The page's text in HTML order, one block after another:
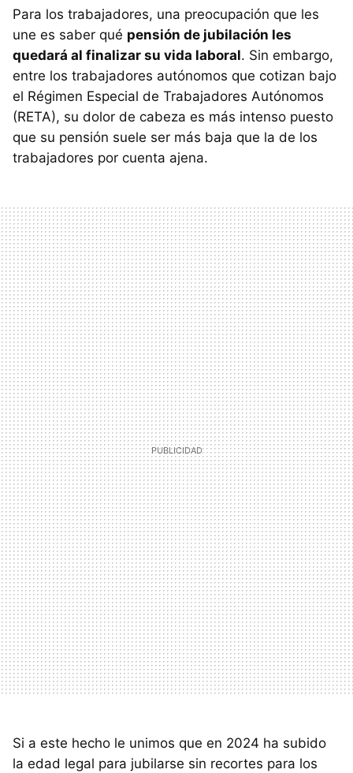
Para los trabajadores, una preocupación que les
une es saber qué pensión de jubilación les
quedará al finalizar su vida laboral. Sin embargo,
entre los trabajadores autónomos que cotizan bajo
el Régimen Especial de Trabajadores Autónomos
(RETA), su dolor de cabeza es más intenso puesto
que su pensión suele ser más baja que la de los
trabajadores por cuenta ajena.
Si a este hecho le unimos que en 2024 ha subido
la edad legal para jubilarse sin recortes para los